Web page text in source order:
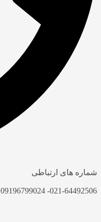
شماره های ارتباطی
021-64492506- 09196799024